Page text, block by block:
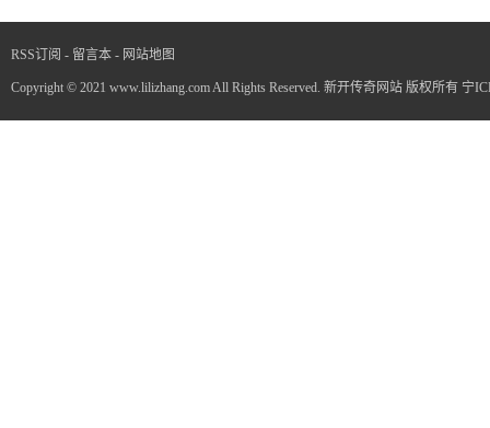
RSS订阅 - 留言本 - 网站地图
Copyright © 2021 www.lilizhang.com All Rights Reserved. 新开传奇网站 版权所有 宁